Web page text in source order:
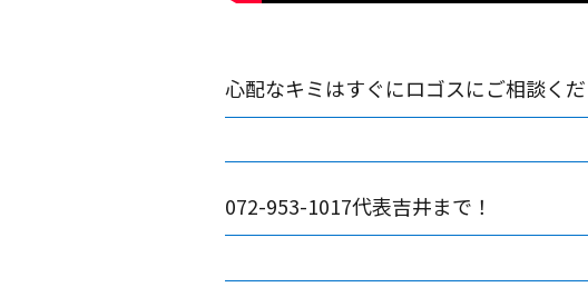
心配なキミはすぐにロゴスにご相談くだ
072-953-1017代表吉井まで！